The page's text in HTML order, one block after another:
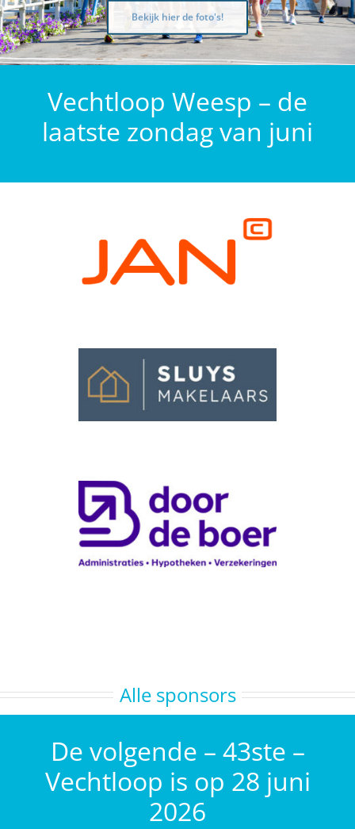
Bekijk hier de foto's!
Vechtloop Weesp – de
laatste zondag van juni
Alle sponsors
De volgende – 43ste –
Vechtloop is op 28 juni
2026